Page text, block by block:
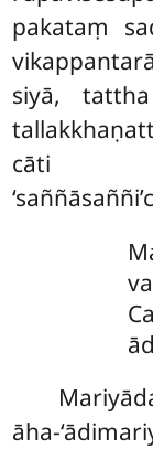
pakataṃ
siyā,
cāti
āha-